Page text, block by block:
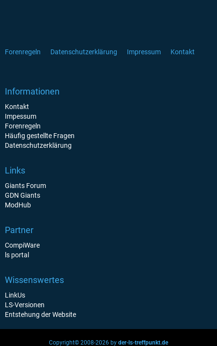
Forenregeln Datenschutzerklärung Impressum Kontakt
Informationen
Kontakt
Impessum
Forenregeln
Häufig gestellte Fragen
Datenschutzerklärung
Links
Giants Forum
GDN Giants
ModHub
Partner
CompiWare
ls portal
Wissenswertes
LinkUs
LS-Versionen
Entstehung der Website
Copyright© 2008-2026 by der-ls-treffpunkt.de